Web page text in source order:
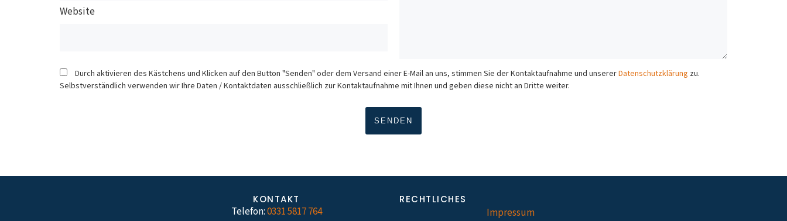
Website
Durch aktivieren des Kästchens und Klicken auf den Button "Senden" oder dem Versand einer E-Mail an uns, stimmen Sie der Kontaktaufnahme und unsererDatenschutzklärung zu.
Selbstverständlich verwenden wir Ihre Daten / Kontaktdaten ausschließlich zur Kontaktaufnahme mit Ihnen und geben diese nicht an Dritte weiter.
KONTAKT
Telefon:0331 5817 764
RECHTLICHES
Impressum